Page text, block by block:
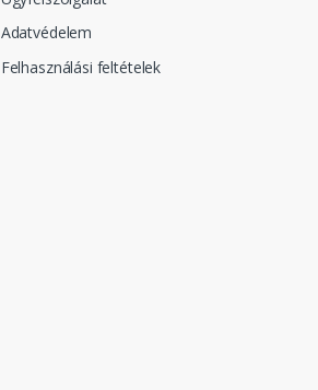
Adatvédelem
Felhasználási feltételek